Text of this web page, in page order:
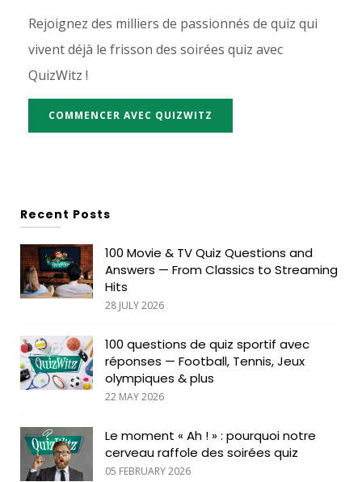
Rejoignez des milliers de passionnés de quiz qui
vivent déjà le frisson des soirées quiz avec
QuizWitz !
COMMENCER AVEC QUIZWITZ
Recent Posts
100 Movie & TV Quiz Questions and
Answers — From Classics to Streaming
Hits
28 JULY 2026
100 questions de quiz sportif avec
réponses — Football, Tennis, Jeux
olympiques & plus
22 MAY 2026
Le moment « Ah ! » : pourquoi notre
cerveau raffole des soirées quiz
05 FEBRUARY 2026